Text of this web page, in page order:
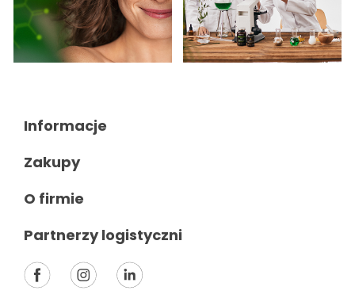
Informacje
Zakupy
O firmie
Partnerzy logistyczni